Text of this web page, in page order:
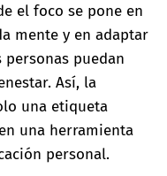
el foco se pone en
mente y en adaptar
puedan
Así, la
una etiqueta
una herramienta
personal.